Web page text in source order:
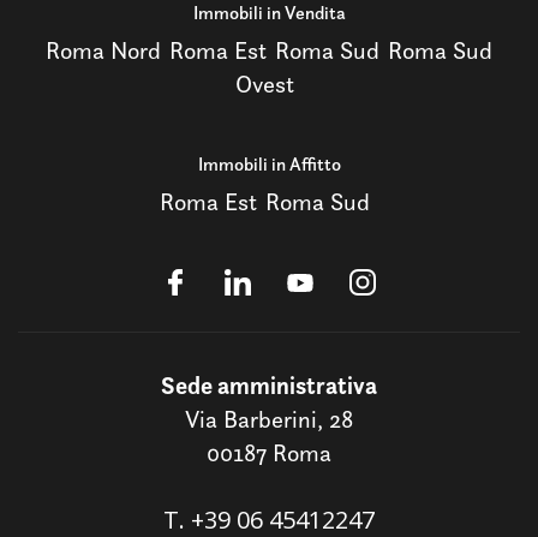
Immobili in Vendita
Roma Nord Roma Est Roma Sud Roma Sud
Ovest
Immobili in Affitto
Roma Est Roma Sud
Sede amministrativa
Via Barberini, 28
00187 Roma
T. +39 06 45412247